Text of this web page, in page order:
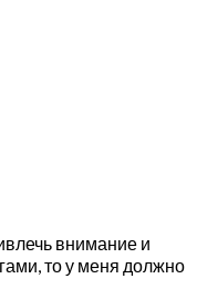
внимание и
то у меня должно